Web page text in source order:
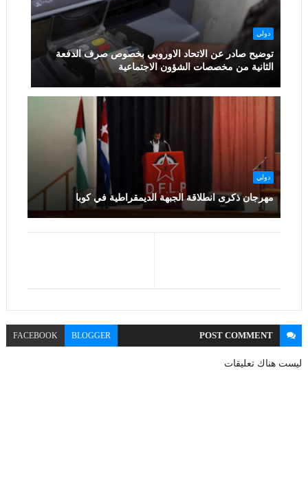
دولي
توضيح صادر عن الاتحاد الاوروبي بخصوص صرف الدفعة
الثانية من مخصصات الشؤون الاجتماعية
دولي
مهرجان ذكرى انطلاقة الجبهة الديمقراطية في كوبا
POSTCOMMENT
BLOGGER
FACEBOOK
ليست هناك تعليقات